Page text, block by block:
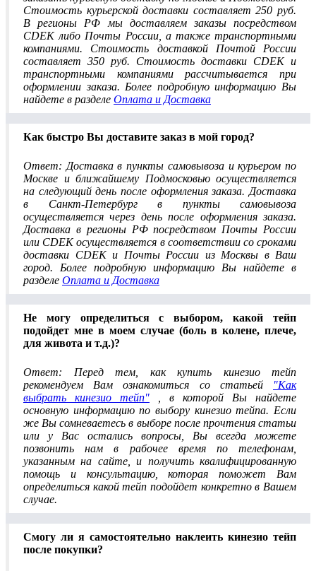
Стоимость курьерской доставки составляет 250 руб.
В регионы РФ мы доставляем заказы посредством
CDEK либо Почты России, а также транспортными
компаниями. Стоимость доставкой Почтой России
составляет 350 руб. Стоимость доставки CDEK и
транспортными компаниями рассчитывается при
оформлении заказа. Более подробную информацию Вы
найдете в разделе Оплата и Доставка
Как быстро Вы доставите заказ в мой город?
Ответ: Доставка в пункты самовывоза и курьером по
Москве и ближайшему Подмосковью осуществляется
на следующий день после оформления заказа. Доставка
в Санкт-Петербург в пункты самовывоза
осуществляется через день после оформления заказа.
Доставка в регионы РФ посредством Почты России
или CDEK осуществляется в соответствии со сроками
доставки CDEK и Почты России из Москвы в Ваш
город. Более подробную информацию Вы найдете в
разделе Оплата и Доставка
Не могу определиться с выбором, какой тейп
подойдет мне в моем случае (боль в колене, плече,
для живота и т.д.)?
Ответ: Перед тем, как купить кинезио тейп
рекомендуем Вам ознакомиться со статьей
"Как
выбрать кинезио тейп" , в которой Вы найдете
основную информацию по выбору кинезио тейпа. Если
же Вы сомневаетесь в выборе после прочтения статьи
или у Вас остались вопросы, Вы всегда можете
позвонить нам в рабочее время по телефонам,
указанным на сайте, и получить квалифицированную
помощь и консультацию, которая поможет Вам
определиться какой тейп подойдет конкретно в Вашем
случае.
Смогу ли я самостоятельно наклеить кинезио тейп
после покупки?